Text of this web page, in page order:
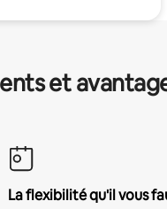
et
La flexibilité qu'il vous